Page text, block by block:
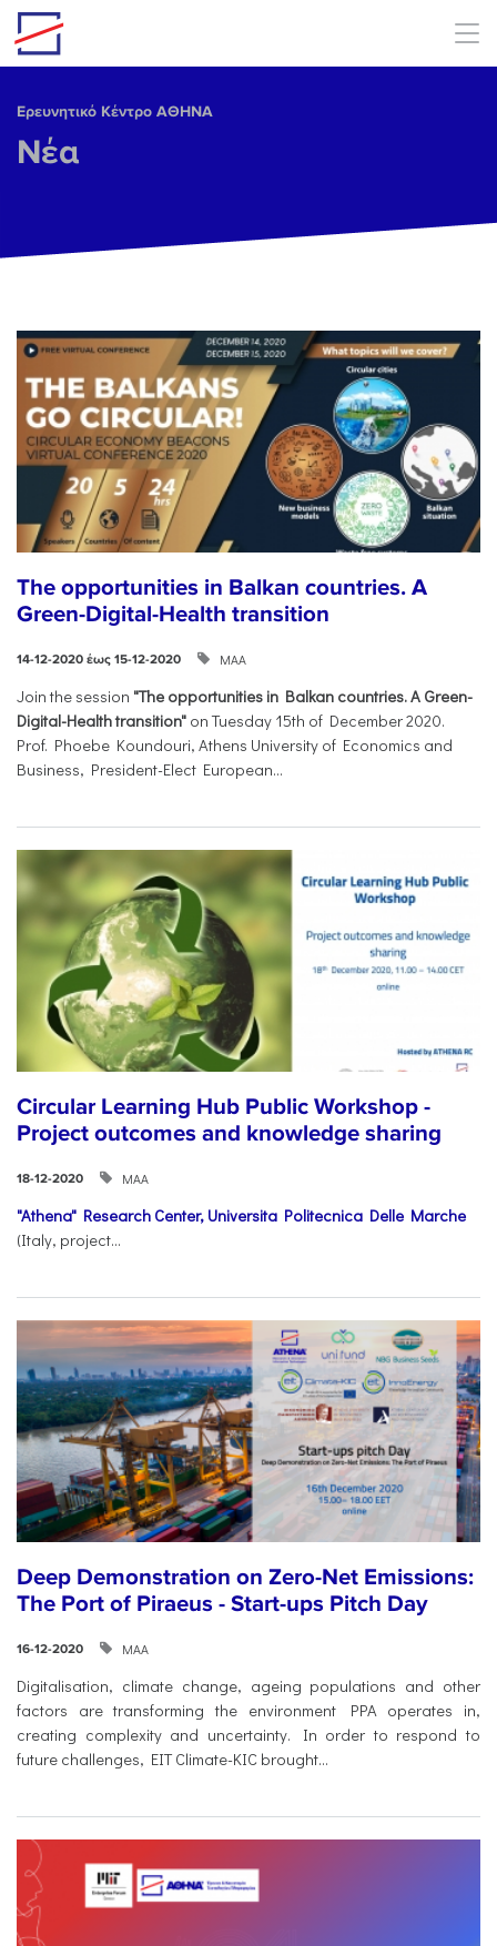
Skip to main content
Ερευνητικό Κέντρο ΑΘΗΝΑ
Νέα
The opportunities in Balkan countries. A
Green-Digital-Health transition
14-12-2020 έως 15-12-2020 ΜΑΑ
Join the session "The opportunities in Balkan countries. A Green-
Digital-Health transition" on Tuesday 15th of December 2020.
Prof. Phoebe Koundouri, Athens University of Economics and
Business, President-Elect European...
Circular Learning Hub Public Workshop -
Project outcomes and knowledge sharing
18-12-2020 ΜΑΑ
"Athena" Research Center, Universita Politecnica Delle Marche
(Italy, project...
Deep Demonstration on Zero-Net Emissions:
The Port of Piraeus - Start-ups Pitch Day
16-12-2020 ΜΑΑ
Digitalisation, climate change, ageing populations and other
factors are transforming the environment PPA operates in,
creating complexity and uncertainty. In order to respond to
future challenges, EIT Climate-KIC brought...